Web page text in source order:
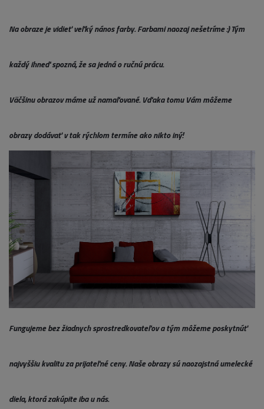
Na obraze je vidieť veľký nános farby. Farbami naozaj nešetríme :) Tým
každý ihneď spozná, že sa jedná o ručnú prácu.
Väčšinu obrazov máme už namaľované. Vďaka tomu Vám môžeme
obrazy dodávať v tak rýchlom termíne ako nikto iný!
Fungujeme bez žiadnych sprostredkovateľov a tým môžeme poskytnúť
najvyššiu kvalitu za prijateľné ceny. Naše obrazy sú naozajstná umelecké
diela, ktorá zakúpite iba u nás.